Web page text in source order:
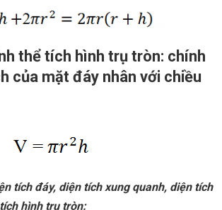
thể tích hình trụ tròn: chính
của mặt đáy nhân với chiều
tích đáy, diện tích xung quanh, diện tích
hình trụ tròn: